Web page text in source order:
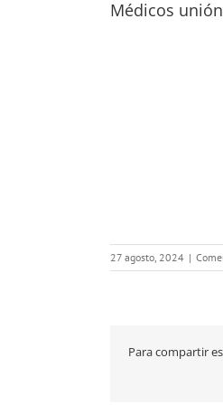
Médicos
27 agosto, 2024 |
Para compartir